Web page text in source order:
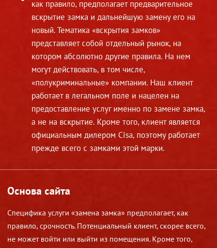
как правило, предполагает предварительное
вскрытие замка и дальнейшую замену его на
новый. Тематика «вскрытия замков»
представляет собой отдельный рынок, на
котором абсолютно другие правила. На нем
могут действовать, в том числе,
«полукриминальные» компании. Наш клиент
работает в легальном поле и нацелен на
предоставление услуг именно по замене замка,
а не на вскрытие. Кроме того, клиент является
официальным дилером Cisa, поэтому работает
прежде всего с замками этой марки.
Основа сайта
Специфика услуги «замена замка» предполагает, как
правило, срочность. Потенциальный клиент, скорее всего,
не может войти или выйти из помещения. Кроме того,